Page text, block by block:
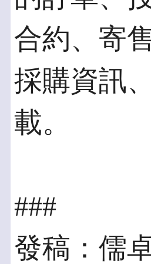
合約、寄
採購資訊
載。
###
發稿：儒